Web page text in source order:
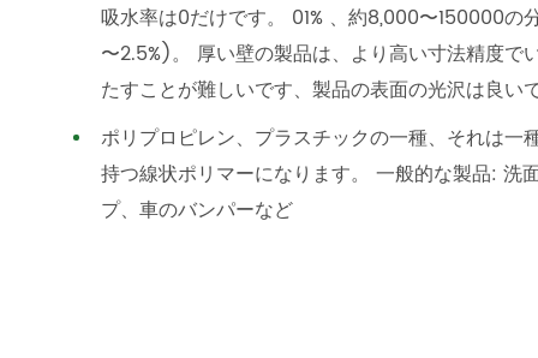
吸水率は0だけです。 01% 、約8,000〜150000の
〜2.5%)。 厚い壁の製品は、より高い寸法精度
たすことが難しいです、製品の表面の光沢は良い
ポリプロピレン、プラスチックの一種、それは
持つ線状ポリマーになります。 一般的な製品: 洗
プ、車のバンパーなど